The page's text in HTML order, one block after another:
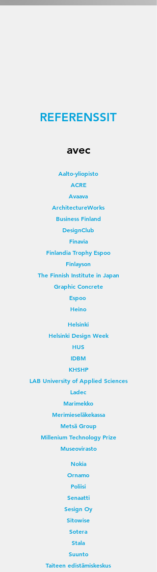
REFERENSSIT
avec
Aalto-yliopisto
ACRE
Avaava
ArchitectureWorks
Business Finland
DesignClub
Finavia
Finlandia Trophy Espoo
Finlayson
The Finnish Institute in Japan
Graphic Concrete
Espoo
Heino
Helsinki
Helsinki Design Week
HUS
IDBM
KHSHP
LAB University of Applied Sciences
Ladec
Marimekko
Merimieseläkekassa
Metsä Group
Millenium Technology Prize
Museovirasto
Nokia
Ornamo
Poliisi
Senaatti
Sesign Oy
Sitowise
Sotera
Stala
Suunto
Taiteen edistämiskeskus